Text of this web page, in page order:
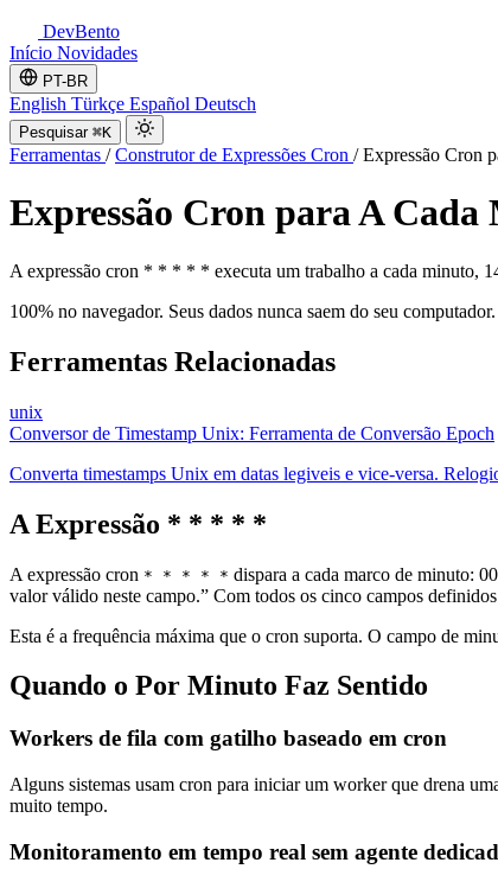
DevBento
Início Novidades
PT-BR
English Türkçe Español Deutsch
Pesquisar ⌘K
Ferramentas / Construtor de Expressões Cron / Expressão Cron
Expressão Cron para A
A expressão cron * * * * * executa um trabalho a cada minuto,
100% no navegador. Seus dados nunca saem do seu computador.
Ferramentas Relacionadas
unix
Conversor de Timestamp Unix: Ferramenta de Conversão Epoch
Converta timestamps Unix em datas legiveis e vice-versa.
A Expressão * * * * *
A expressão cron * * * * * dispara a cada marco de minuto:
valor válido neste campo.” Com todos os cinco campos
Esta é a frequência máxima que o cron suporta. O campo de
Quando o Por Minuto Faz Sentido
Workers de fila com gatilho baseado em cron
Alguns sistemas usam cron para iniciar um worker que drena
muito tempo.
Monitoramento em tempo real sem agente